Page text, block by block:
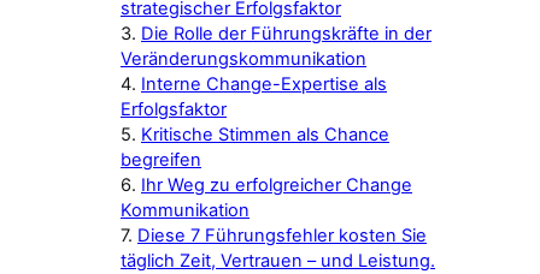
strategischer Erfolgsfaktor
Die Rolle der Führungskräfte in der
Veränderungskommunikation
Interne Change-Expertise als
Erfolgsfaktor
Kritische Stimmen als Chance
begreifen
Ihr Weg zu erfolgreicher Change
Kommunikation
Diese 7 Führungsfehler kosten Sie
täglich Zeit, Vertrauen – und Leistung.